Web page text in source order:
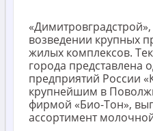
возведении крупных
жилых комплексов.
города представлена
предприятий России
крупнейшим в
фирмой «Био-Тон»,
ассортимент